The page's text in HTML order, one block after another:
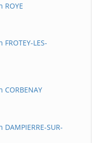
LES-
SUR-